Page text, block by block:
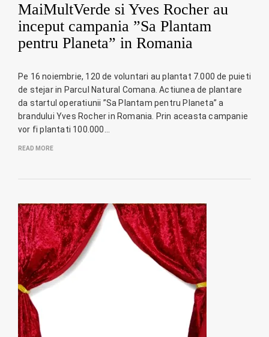
MaiMultVerde si Yves Rocher au
inceput campania ”Sa Plantam
pentru Planeta” in Romania
Pe 16 noiembrie, 120 de voluntari au plantat 7.000 de puieti
de stejar in Parcul Natural Comana. Actiunea de plantare
da startul operatiunii ”Sa Plantam pentru Planeta” a
brandului Yves Rocher in Romania. Prin aceasta campanie
vor fi plantati 100.000…
READ MORE